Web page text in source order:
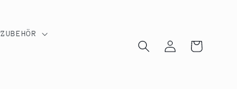
ZUBEHÖR
EinloggenWarenkorb